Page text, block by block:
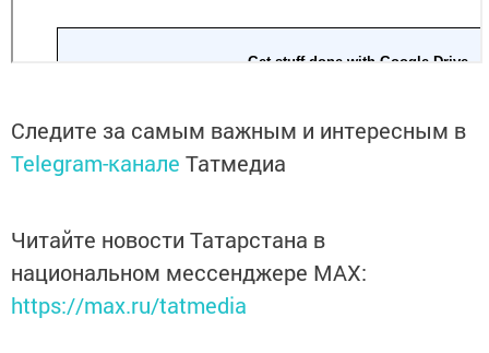
Следите за самым важным и интересным в
Telegram-канале Татмедиа
Читайте новости Татарстана в
национальном мессенджере MАХ:
https://max.ru/tatmedia